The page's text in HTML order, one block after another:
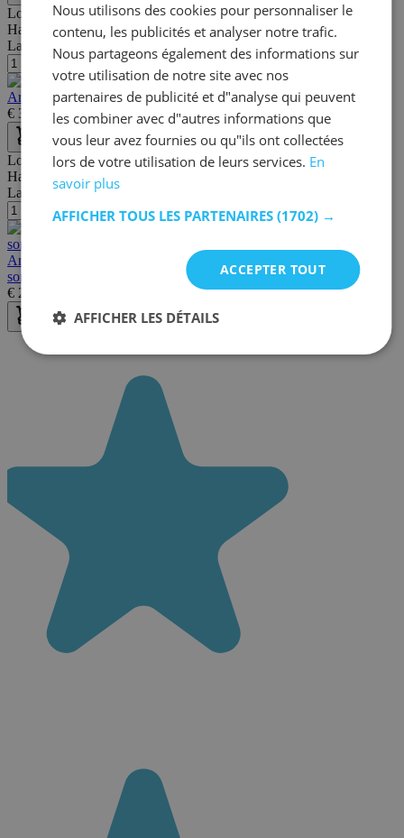
Longueur:120 cm
Hauteur:180 cm
Largeur/profondeur:
50 cm
Armoire Ray 120cm avec 3 portes - chêne gris
€ 365,00 € 527,00
Longueur:60 cm
Hauteur:
180 cm
Largeur/profondeur:
Armoire de rangement Ray 60cm à 2 portes et 4 tablettes - chêne
sonoma
€ 215,00
Nous utilisons des cookies pour personnaliser le
contenu, les publicités et analyser notre trafic.
Nous partageons également des informations sur
votre utilisation de notre site avec nos
partenaires de publicité et d"analyse qui peuvent
les combiner avec d"autres informations que
vous leur avez fournies ou qu"ils ont collectées
lors de votre utilisation de leurs services. En
savoir plus
AFFICHER TOUS LES PARTENAIRES (1702) →
ACCEPTER TOUT
AFFICHER LES DÉTAILS